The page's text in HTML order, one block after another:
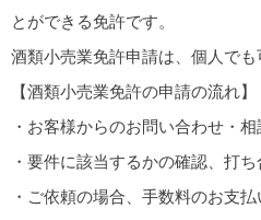
とができる免許です。
酒類小売業免許申請は、個人でも
【酒類小売業免許の申請の流れ】
・お客様からのお問い合わせ・相
・要件に該当するかの確認、打
・ご依頼の場合、手数料のお支払